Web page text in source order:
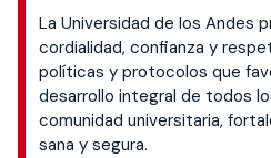
La Universidad de los Andes
cordialidad, confianza y
políticas y protocolos que
desarrollo integral de todos
comunidad universitaria,
sana y segura.